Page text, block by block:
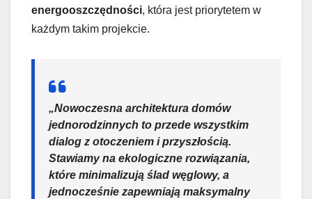
energooszczędności, która jest priorytetem w
każdym takim projekcie.
„Nowoczesna architektura domów
jednorodzinnych to przede wszystkim
dialog z otoczeniem i przyszłością.
Stawiamy na ekologiczne rozwiązania,
które minimalizują ślad węglowy, a
jednocześnie zapewniają maksymalny